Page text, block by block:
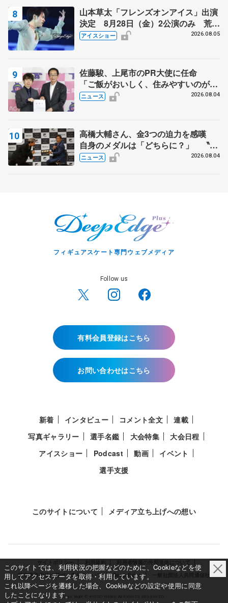
山本草太「フレンズオンアイス」出演
決定 8月28日（金）2公演のみ 荒川
静香さんプロデュース、20周年のアイ
アイスショー 2026.08.05
佐藤駿、上尾市のPR大使に任命
「ご飯がおいしく、住みやすいのが魅
力」
ニュース 2026.08.04
高橋大輔さん、金3つの迫力を感嘆
自身のメダルは「どちらに？」 〝リ
ス兄弟〟オリンピック3連覇の野村忠
ニュース 2026.08.04
フィギュアスケート専門ウェブメディア
Follow us
有料会員登録はこちら
お問い合わせはこちら
新着 インタビュー コメント全文
連載
写真ギャラリー
選手名鑑 大会特集
大会日程
アイスショー
Podcast 動画
イベント
選手支援
このサイトについて メディア立ち上げへの想い
特定商取引法に基づく表示について
Deep Edge
Copy Right © KYODO NEWS All RIGHTS RESERVED.
このサイトでは、利用状況の把握などのために、Cookieなどを使
用してアクセスデータを取得・利用しています。
これ以降ページを遷移した場合、Cookieなどの設定や使用に同意
したことになります。